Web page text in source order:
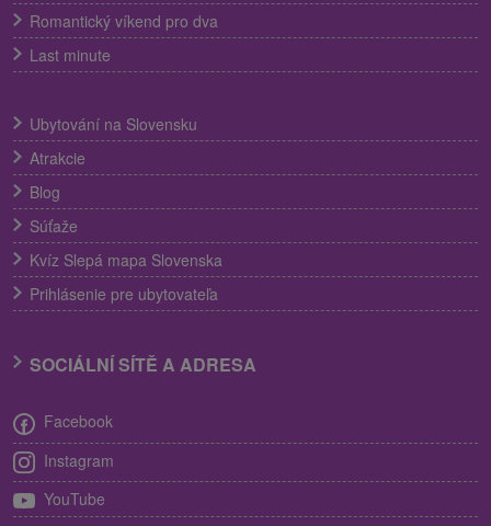
Romantický víkend pro dva
Last minute
Ubytování na Slovensku
Atrakcie
Blog
Súťaže
Kvíz Slepá mapa Slovenska
Prihlásenie pre ubytovateľa
SOCIÁLNÍ SÍTĚ A ADRESA
Facebook
Instagram
YouTube